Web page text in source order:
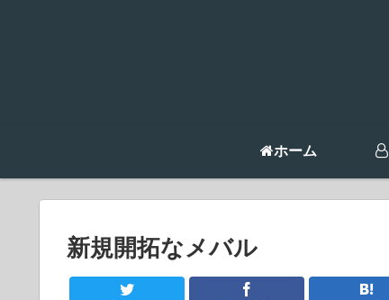
ホーム
新規開拓なメバル